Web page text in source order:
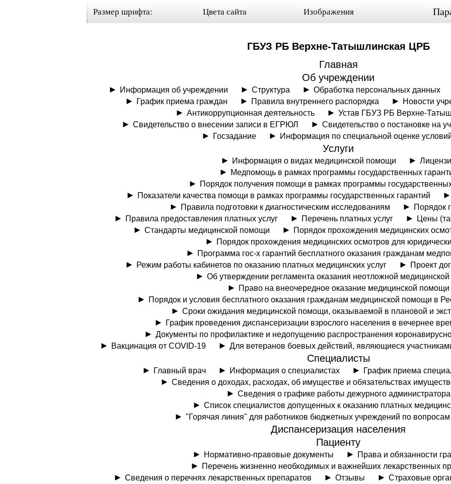
Размер шрифта: Цвета сайта Изображения
ГБУЗ РБ Верхне-Татышлинская ЦРБ
Главная
Об учреждении
Информация об учреждении Структура Обработка персональных данных
График приема граждан
Правила внутреннего распорядка Новости
Антикоррупционная деятельность
Устав ГБУЗ РБ Верхне-
Свидетельство о внесении записи в ЕГРЮЛ
Свидетельство о постановке на
Госзадание
Информация по специальной оценке
Услуги
Информация о видах медицинской помощи
Медпомощь в рамках программы государственных
Порядок получения помощи в рамках программы
Показатели качества помощи в рамках программы государственных гарантий
Правила подготовки к диагностическим исследованиям
Порядок
Правила предоставления платных услуг
Перечень платных услуг
Цены
Стандарты медицинской помощи
Порядок прохождения медицинских
Порядок прохождения медицинских осмотров для
Программа гос-х гарантий бесплатного оказания гражданам
Режим работы кабинетов по оказанию платных медицинских услуг
Проект
Об утверждении регламента оказания неотложной
Право на внеочередное оказание медицинской помощи
Порядок и условия бесплатного оказания гражданам медицинской помощи в
Сроки ожидания медицинской помощи, оказываемой в плановой и
График проведения диспансеризации взрослого населения в вечернее
Документы по профилактике и недопущению распространения
Вакцинация от COVID-19
Для ветеранов боевых действий, являющиеся
Специалисты
Главный врач Информация о специалистах График приема
Сведения о доходах, расходах, об имуществе и обязательствах
Сведения о графике работы дежурного администратора
Список специалистов допущенных к оказанию платных
"Горячая линия" для работников бюджетных учреждений по вопросам
Диспансеризация населения
Пациенту
Нормативно-правовые документы
Права и обязанности
Перечень жизненно необходимых и важнейших лекарственных
Сведения о перечнях лекарственных препаратов
Отзывы Страховые